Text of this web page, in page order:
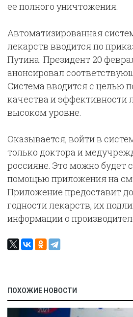
ее полного уничтожения.
Автоматизированная
лекарств вводится по
Путина. Президент 20
анонсировал
Система вводится с целью
качества и эффективности
высоком уровне.
Оказывается, войти в
только доктора и
россияне. Это можно будет
помощью приложения на
Приложение предоставит
годности лекарств, их
информации о
ПОХОЖИЕ НОВОСТИ